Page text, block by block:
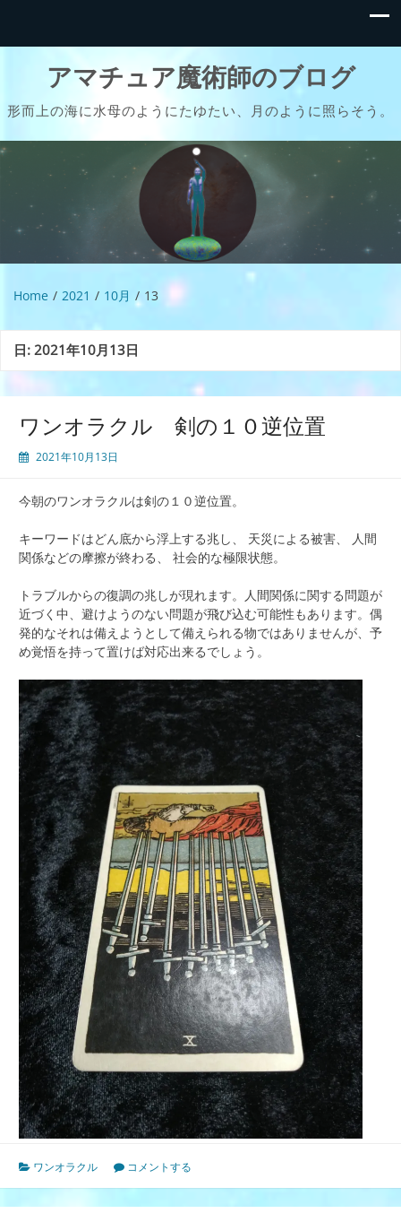
アマチュア魔術師のブログ
形而上の海に水母のようにたゆたい、月のように照らそう。
Home 2021 10月 13
日:2021年10月13日
ワンオラクル 剣の１０逆位置
2021年10月13日
今朝のワンオラクルは剣の１０逆位置。
キーワードはどん底から浮上する兆し、 天災による被害、 人間
関係などの摩擦が終わる、 社会的な極限状態。
トラブルからの復調の兆しが現れます。人間関係に関する問題が
近づく中、避けようのない問題が飛び込む可能性もあります。偶
発的なそれは備えようとして備えられる物ではありませんが、予
め覚悟を持って置けば対応出来るでしょう。
ワンオラクル コメントする